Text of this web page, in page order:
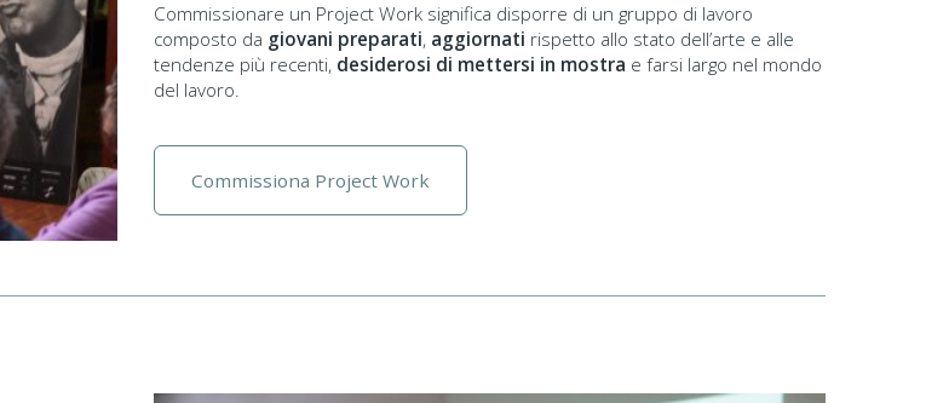
Commissionare un Project Work significa disporre di un gruppo di lavoro
composto da giovani preparati, aggiornati rispetto allo stato dell’arte e alle
tendenze più recenti, desiderosi di mettersi in mostra e farsi largo nel mondo
del lavoro.
Commissiona Project Work